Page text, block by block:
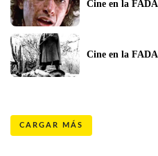
Cine en la FADA
Cine en la FADA
CARGAR MÁS